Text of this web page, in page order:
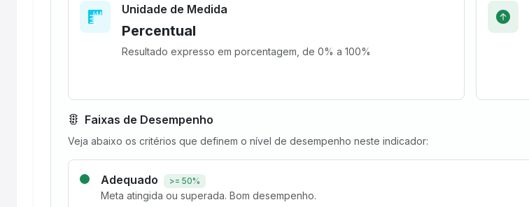
Unidade de Medida
Percentual
Resultado expresso em porcentagem, de 0% a 100%
Faixas de Desempenho
Veja abaixo os critérios que definem o nível de desempenho neste indicador:
Adequado >= 50%
Meta atingida ou superada. Bom desempenho.